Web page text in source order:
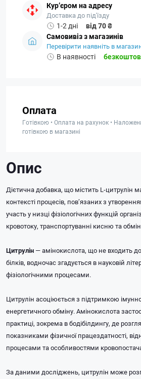
Кур’єром на адресу
Доставка до під'їзду
1-2 дні
від 70 ₴
Самовивіз з магазинів
Перевірити наявніть в
В наявності
Оплата
Готівкою • Оплата на рахунок •
готівкою в магазині
Опис
Дієтична добавка, що містить L-цитрулін
контексті процесів, пов’язаних з
участь у низці фізіологічних функцій
кровотоку, транспортуванні кисню та
Цитрулін — амінокислота, що не входить
білків, водночас згадується в науковій
фізіологічними процесами.
Цитрулін асоціюється з підтримкою
енергетичного обміну. Амінокислота
практиці, зокрема в бодібілдингу, де
показниками фізичної працездатності,
процесами та особливостями
За даними досліджень, цитрулін може